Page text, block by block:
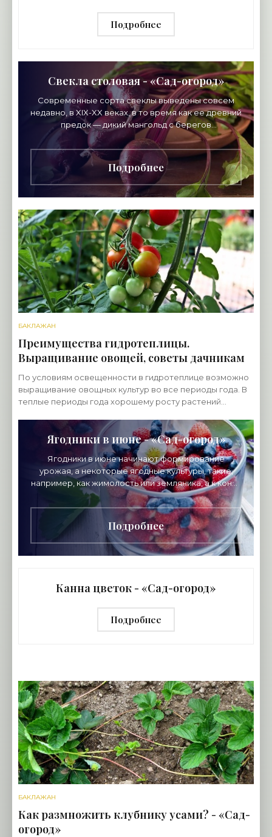
Подробнее
Свекла столовая - «Сад-огород»
Современные сорта свеклы выведены совсем
недавно, в XIX-XX веках, в то время как ее древний
предок — дикий мангольд с берегов
Атлантического побережья Европы — известен с
V века до нашей
Подробнее
БАКЛАЖАН
Преимущества гидротеплицы.
Выращивание овощей, советы дачникам
По условиям освещенности в гидротеплице возможно
выращивание овощных культур во все периоды года. В
теплые периоды года хорошему росту растений
Ягодники в июне - «Сад-огород»
Ягодники в июне начинают формирование
урожая, а некоторые ягодные культуры, такие,
например, как жимолость или земляника, а к концу
месяца и ранние сорта смородины уже отдают
урожай
Подробнее
Канна цветок - «Сад-огород»
Подробнее
БАКЛАЖАН
Как размножить клубнику усами? - «Сад-
огород»